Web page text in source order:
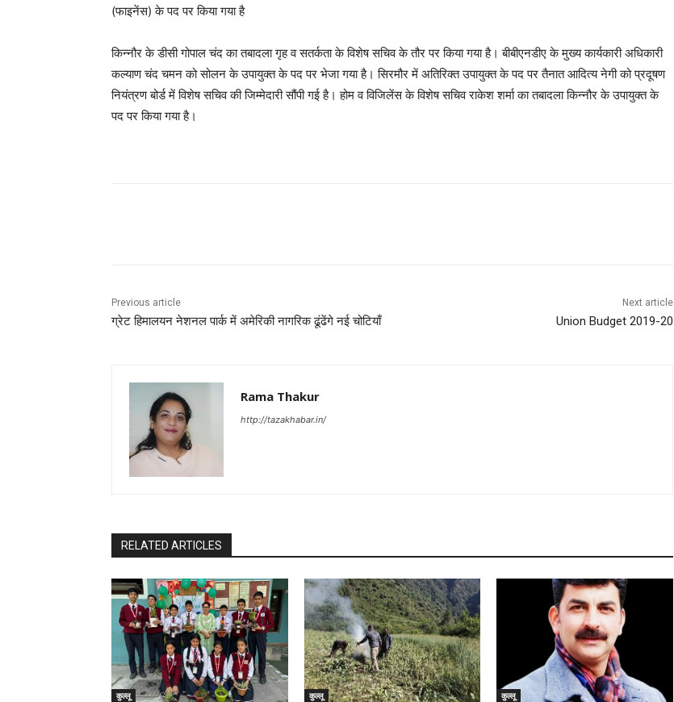
(फाइनेंस) के पद पर किया गया है
किन्नौर के डीसी गोपाल चंद का तबादला गृह व सतर्कता के विशेष सचिव के तौर पर किया गया है। बीबीएनडीए के मुख्य कार्यकारी अधिकारी
कल्याण चंद चमन को सोलन के उपायुक्त के पद पर भेजा गया है। सिरमौर में अतिरिक्त उपायुक्त के पद पर तैनात आदित्य नेगी को प्रदूषण
नियंत्रण बोर्ड में विशेष सचिव की जिम्मेदारी सौंपी गई है। होम व विजिलेंस के विशेष सचिव राकेश शर्मा का तबादला किन्नौर के उपायुक्त के
पद पर किया गया है।
Previous article
ग्रेट हिमालयन नेशनल पार्क में अमेरिकी नागरिक ढूंढेंगे नई चोटियाँ
Next article
Union Budget 2019-20
Rama Thakur
http://tazakhabar.in/
RELATED ARTICLES
कुल्लू कुल्लू कुल्लू